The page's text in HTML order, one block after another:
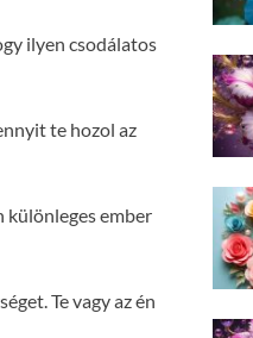
ilyen csodálatos
te hozol az
különleges ember
Te vagy az én